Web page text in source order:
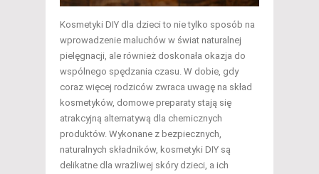
Kosmetyki DIY dla dzieci to nie tylko sposób na
wprowadzenie maluchów w świat naturalnej
pielęgnacji, ale również doskonała okazja do
wspólnego spędzania czasu. W dobie, gdy
coraz więcej rodziców zwraca uwagę na skład
kosmetyków, domowe preparaty stają się
atrakcyjną alternatywą dla chemicznych
produktów. Wykonane z bezpiecznych,
naturalnych składników, kosmetyki DIY są
delikatne dla wrażliwej skóry dzieci, a ich